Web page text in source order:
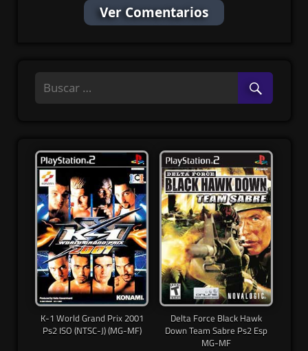
Ver Comentarios
K-1 World Grand Prix 2001
Ps2 ISO (NTSC-J) (MG-MF)
Delta Force Black Hawk
Down Team Sabre Ps2 Esp
MG-MF